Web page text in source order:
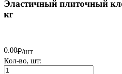
Эластичный плиточный
кг
0.00₽/шт
Кол-во, шт: